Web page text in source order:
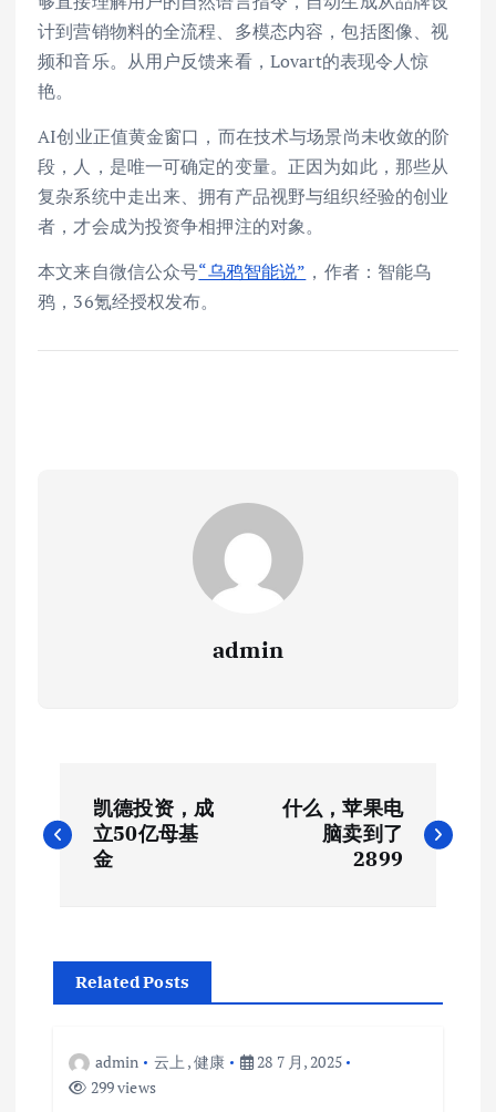
计到营销物料的全流程、多模态内容，包括图像、视
频和音乐。从用户反馈来看，Lovart的表现令人惊
艳。
AI创业正值黄金窗口，而在技术与场景尚未收敛的阶
段，人，是唯一可确定的变量。正因为如此，那些从
复杂系统中走出来、拥有产品视野与组织经验的创业
者，才会成为投资争相押注的对象。
本文来自微信公众号“乌鸦智能说” ，作者：智能乌
鸦，36氪经授权发布。
admin
章
航
凯德投资，成
立50亿母基
金
什么，苹果电
脑卖到了
2899
Related Posts
admin 云上 ,健康
28 7 月, 2025
299 views